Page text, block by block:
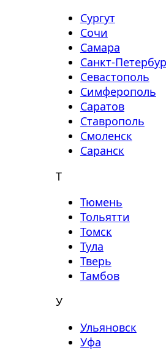
Сургут
Сочи
Самара
Санкт-
Севастополь
Симферополь
Саратов
Ставрополь
Смоленск
Саранск
Т
Тюмень
Тольятти
Томск
Тула
Тверь
Тамбов
У
Ульяновск
Уфа